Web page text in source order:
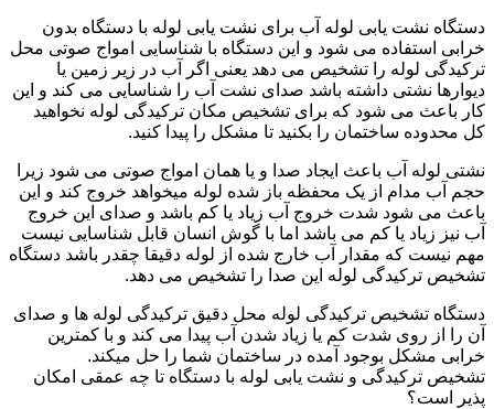
دستگاه نشت یابی لوله آب برای نشت یابی لوله با دستگاه بدون
خرابی استفاده می شود و این دستگاه با شناسایی امواج صوتی محل
ترکیدگی لوله را تشخیص می دهد یعنی اگر آب در زیر زمین یا
دیوارها نشتی داشته باشد صدای نشت آب را شناسایی می کند و این
کار باعث می شود که برای تشخیص مکان ترکیدگی لوله نخواهید
کل محدوده ساختمان را بکنید تا مشکل را پیدا کنید.
نشتی لوله آب باعث ایجاد صدا و یا همان امواج صوتی می شود زیرا
حجم آب مدام از یک محفظه باز شده لوله میخواهد خروج کند و این
باعث می شود شدت خروج آب زیاد یا کم باشد و صدای این خروج
آب نیز زیاد یا کم می باشد اما با گوش انسان قابل شناسایی نیست
مهم نیست که مقدار آب خارج شده از لوله دقیقا چقدر باشد دستگاه
تشخیص ترکیدگی لوله این صدا را تشخیص می دهد.
دستگاه تشخیص ترکیدگی لوله محل دقیق ترکیدگی لوله ها و صدای
آن را از روی شدت کم یا زیاد شدن آب پیدا می کند و با کمترین
خرابی مشکل بوجود آمده در ساختمان شما را حل میکند.
تشخیص ترکیدگی و نشت یابی لوله با دستگاه تا چه عمقی امکان
پذیر است؟